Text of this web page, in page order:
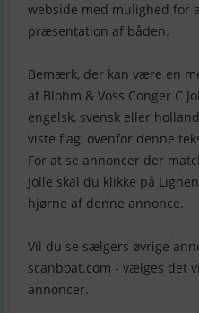
webside med mulighed for
præsentation af båden.
Bemærk, der kan være en
af Blohm & Voss Conger C
engelsk, svensk eller
viste flag, ovenfor denne
For at se annoncer der
Jolle skal du klikke på
hjørne af denne annonce.
Vil du se sælgers øvrige
scanboat.com - vælges det
annoncer.